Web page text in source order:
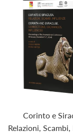
Corinto e
Relazioni,